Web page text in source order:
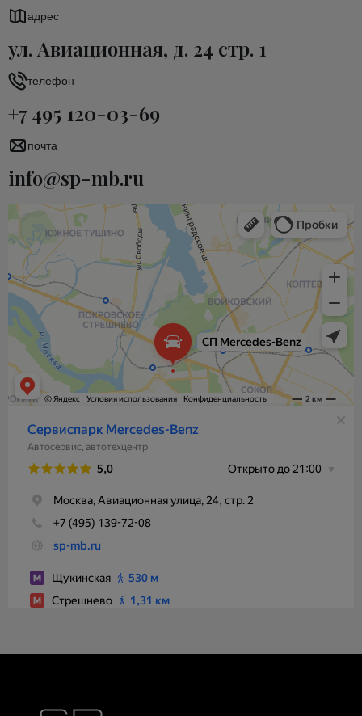
адрес
ул. Авиационная, д. 24 стр. 1
телефон
+7 495 120-03-69
почта
info@sp-mb.ru